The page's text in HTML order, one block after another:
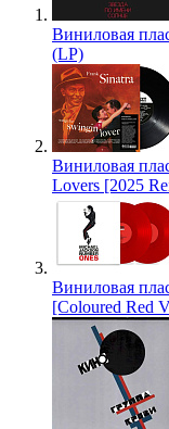
Виниловая
(LP)
Виниловая
Lovers [2025
Виниловая
[Coloured Red